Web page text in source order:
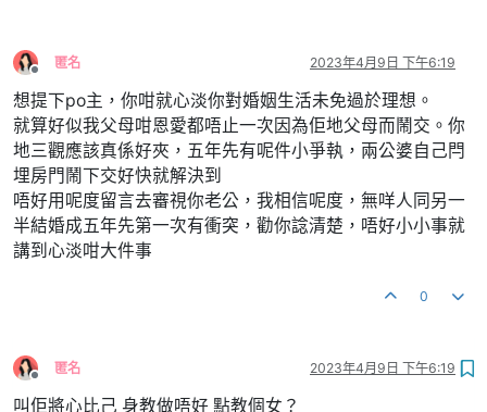
離線
匿名 2023年4月9日 下午6:19
想提下po主，你咁就心淡你對婚姻生活未免過於理想。
就算好似我父母咁恩愛都唔止一次因為佢地父母而鬧交。你
地三觀應該真係好夾，五年先有呢件小爭執，兩公婆自己閂
埋房門鬧下交好快就解決到
唔好用呢度留言去審視你老公，我相信呢度，無咩人同另一
半結婚成五年先第一次有衝突，勸你諗清楚，唔好小小事就
講到心淡咁大件事
0
離線
匿名 2023年4月9日 下午6:19
叫佢將心比己 身教做唔好 點教個女？